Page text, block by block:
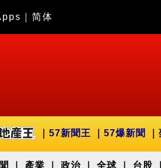
简体
57新聞王 57爆新聞
產業 政治 全球 台股